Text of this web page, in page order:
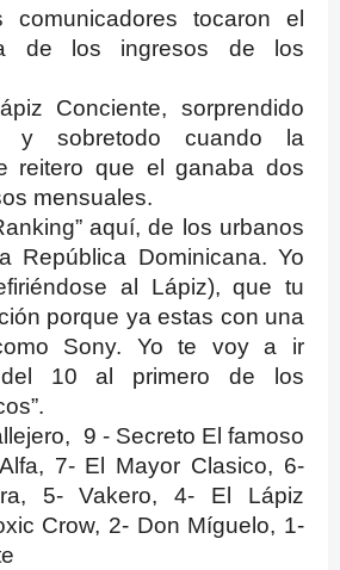
comunicadores tocaron el
de los ingresos de los
Conciente, sorprendido
sobretodo cuando la
reitero que el ganaba dos
mensuales.
aquí, de los urbanos
República Dominicana. Yo
al Lápiz), que tu
porque ya estas con una
Sony. Yo te voy a ir
del 10 al primero de los
9 - Secreto El famoso
7- El Mayor Clasico, 6-
5- Vakero, 4- El Lápiz
Crow, 2- Don Míguelo, 1-